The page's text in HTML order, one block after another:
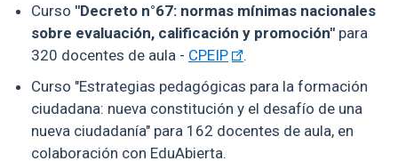
Curso "Decreto n°67: normas mínimas nacionales
sobre evaluación, calificación y promoción" para
320 docentes de aula - CPEIP
.
Curso "Estrategias pedagógicas para la formación
ciudadana: nueva constitución y el desafío de una
nueva ciudadanía" para 162 docentes de aula, en
colaboración con EduAbierta.